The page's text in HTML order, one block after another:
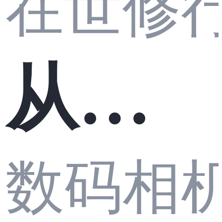
VM
实战
从零
打造
数码相